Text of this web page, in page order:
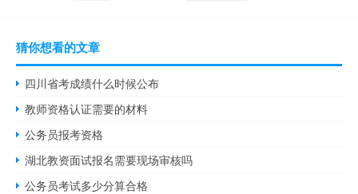
猜你想看的文章
四川省考成绩什么时候公布
教师资格认证需要的材料
公务员报考资格
湖北教资面试报名需要现场审核吗
公务员考试多少分算合格